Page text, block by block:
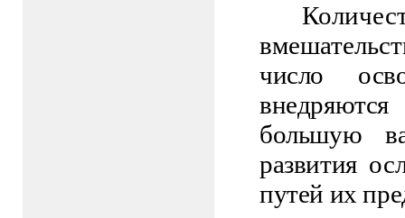
число
большую
развития
путей их